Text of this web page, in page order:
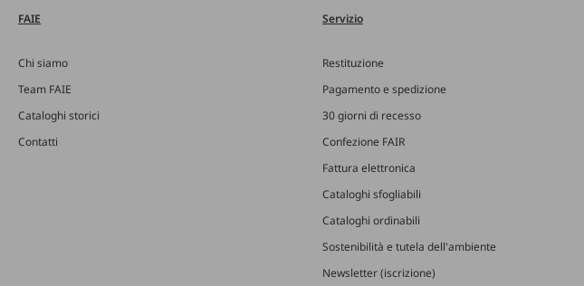
FAIE
Chi siamo
Team FAIE
Cataloghi storici
Contatti
Servizio
Restituzione
Pagamento e spedizione
30 giorni di recesso
Confezione FAIR
Fattura elettronica
Cataloghi sfogliabili
Cataloghi ordinabili
Sostenibilità e tutela dell'ambiente
Newsletter (iscrizione)